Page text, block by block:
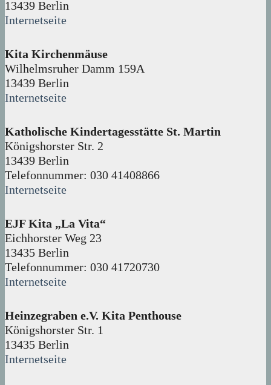
13439 Berlin
Internetseite
Kita Kirchenmäuse
Wilhelmsruher Damm 159A
13439 Berlin
Internetseite
Katholische Kindertagesstätte St. Martin
Königshorster Str. 2
13439 Berlin
Telefonnummer: 030 41408866
Internetseite
EJF Kita „La Vita“
Eichhorster Weg 23
13435 Berlin
Telefonnummer: 030 41720730
Internetseite
Heinzegraben e.V. Kita Penthouse
Königshorster Str. 1
13435 Berlin
Internetseite